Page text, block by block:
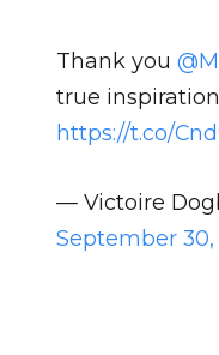
Thank you
true
https://t.co/
— Victoire
September